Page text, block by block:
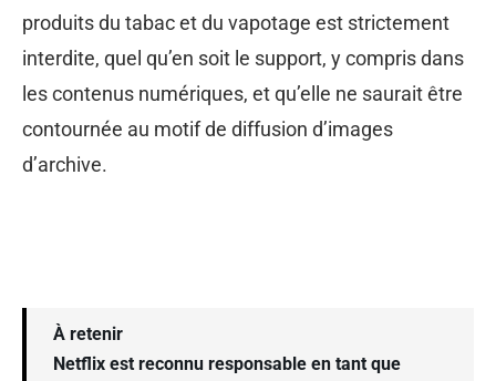
produits du tabac et du vapotage est strictement
interdite, quel qu’en soit le support, y compris dans
les contenus numériques, et qu’elle ne saurait être
contournée au motif de diffusion d’images
d’archive.
À retenir
Netflix est reconnu responsable en tant que